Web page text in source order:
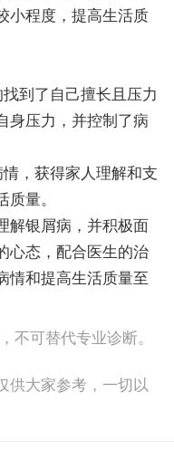
小程度，提高生活质
到了自己擅长且压力
身压力，并控制了病
，获得家人理解和支
量。
解银屑病，并积极面
心态，配合医生的治
情和提高生活质量至
不可替代专业诊断。
供大家参考，一切以